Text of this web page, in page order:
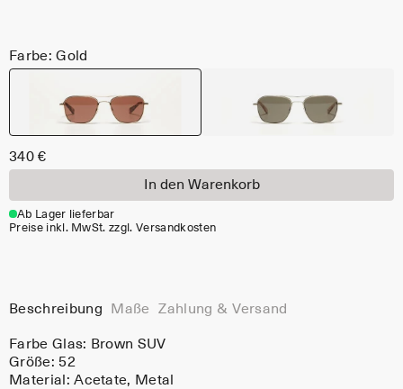
Farbe: Gold
340 €
In den Warenkorb
Ab Lager lieferbar
Preise inkl. MwSt. zzgl. Versandkosten
Beschreibung Maße Zahlung & Versand
Farbe Glas: Brown SUV
Größe: 52
Material:Acetate, Metal